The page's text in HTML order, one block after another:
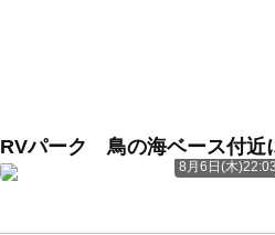
RVパーク 鳥の海ベース付近
8月6日(木)22:03